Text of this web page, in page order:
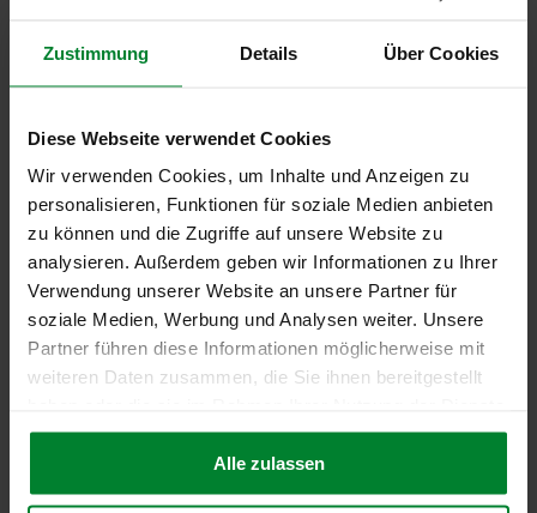
Zustimmung Details Über Cookies
Diese Webseite verwendet Cookies
Wir verwenden Cookies, um Inhalte und Anzeigen zu
personalisieren, Funktionen für soziale Medien anbieten
zu können und die Zugriffe auf unsere Website zu
analysieren. Außerdem geben wir Informationen zu Ihrer
Verwendung unserer Website an unsere Partner für
soziale Medien, Werbung und Analysen weiter. Unsere
Partner führen diese Informationen möglicherweise mit
weiteren Daten zusammen, die Sie ihnen bereitgestellt
gesammelt haben.
Alle zulassen
Top 50 der HR-
Vordenker des
Rankings
Mehr erfahren